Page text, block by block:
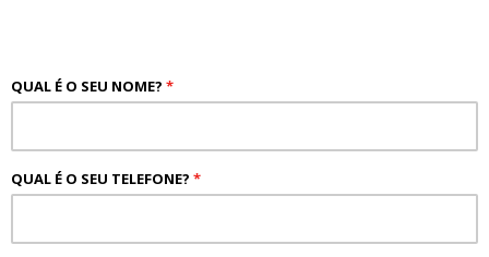
QUAL É O SEU NOME? *
QUAL É O SEU TELEFONE? *